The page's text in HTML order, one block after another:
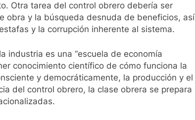
Otra tarea del control obrero debería ser
obra y la búsqueda desnuda de beneficios, así
y la corrupción inherente al sistema.
industria es una “escuela de economía
conocimiento científico de cómo funciona la
y democráticamente, la producción y el
del control obrero, la clase obrera se prepara